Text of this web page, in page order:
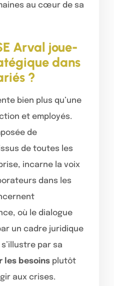
au cœur de sa
Arval joue-
dans
?
bien plus qu’une
et employés.
de
de toutes les
incarne la voix
dans les
où le dialogue
un cadre juridique
s’illustre par sa
les besoins plutôt
aux crises.